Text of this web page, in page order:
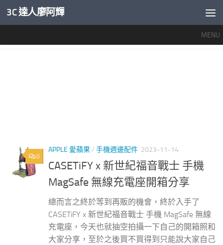
內文下方
3C 達人廖阿輝
MENU
0
APPLE 愛蘋果/ 手機週邊配件 2023-11-14
CASETiFY x 新世紀福音戰士 手機
MagSafe 無線充電座開箱分享
總而言之終於等到再販的機會，終於入手了
CASETiFY x 新世紀福音戰士 手機 MagSafe 無線
充電座，今天也就抽空拍攝一下自己的開箱照和
大家分享，至於之後買不買得到只能說大家自己